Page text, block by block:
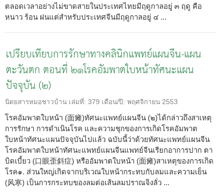
ตลอดเวลาอย่างไม่ขาดสายในประเทศไทยมีฤดูกาลอยู่ ๓ ฤดู คือ
หนาว ร้อน ฝนแต่สำหรับประเทศจีนมีฤดูกาลอยู่ ๔ ...
เปรียบเทียบการรักษาทางคลินิกแพทย์แผนจีน-แผน
ตะวันตก ตอนที่ ๒๑โรคอัมพาตใบหน้าทัศนะแผน
ปัจจุบัน (๒)
นิตยสารหมอชาวบ้าน เล่มที่: 379 เดือน/ปี: พฤศจิกายน 2553
โรคอัมพาตใบหน้า (面瘫)ทัศนะแพทย์แผนจีน (๒)ได้กล่าวถึงสาเหตุ
การรักษา การดำเนินโรค และความชุกของการเกิดโรคอัมพาต
ใบหน้าทัศนะแผนปัจจุบันไปแล้ว ฉบับนี้ว่าด้วยทัศนะแพทย์แผนจีน
โรคอัมพาตใบหน้าทัศนะแพทย์แผนจีนแพทย์จีนเรียกอาการปาก ตา
บิดเบี้ยว (口眼歪斜症) หรืออัมพาตใบหน้า (面瘫)สาเหตุของการเกิด
โรค๑. ส่วนใหญ่เกิดจากบริเวณใบหน้ากระทบกับลมและความเย็น
(风寒) เป็นการกระทบของลมต่อเส้นลมปราณจิงลั่ว ...